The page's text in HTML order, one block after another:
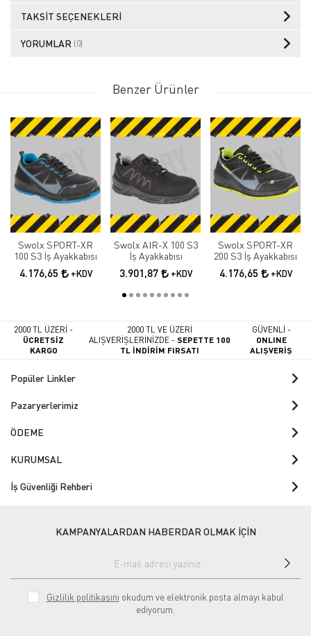
TAKSIT SEÇENEKLERI
YORUMLAR (0)
Benzer Ürünler
Swolx SPORT-XR
100 S3 İş Ayakkabısı
4.176,65 +KDV
Swolx AIR-X 100 S3
İş Ayakkabısı
3.901,87 +KDV
Swolx SPORT-XR
200 S3 İş Ayakkabısı
4.176,65 +KDV
2000 TL ÜZERİ -
ÜCRETSİZ
KARGO
2000 TL VE ÜZERİ
ALIŞVERİŞLERİNİZDE -SEPETTE 100
TL İNDİRİM FIRSATI
GÜVENLİ -
ONLINE
ALIŞVERİŞ
Popüler Linkler
Pazaryerlerimiz
ÖDEME
KURUMSAL
İş Güvenliği Rehberi
KAMPANYALARDAN HABERDAR OLMAK İÇİN
Gizlilik politikasını okudum ve elektronik posta almayı kabul
ediyorum.